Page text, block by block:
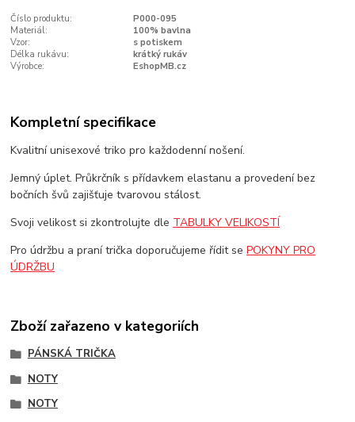
Číslo produktu:
P000-095
Materiál:
100% bavlna
Vzor:
s potiskem
Délka rukávu:
krátký rukáv
Výrobce:
EshopMB.cz
Kompletní specifikace
Kvalitní unisexové triko pro každodenní nošení.
Jemný úplet. Průkrčník s přídavkem elastanu a provedení bez
bočních švů zajišťuje tvarovou stálost.
Svoji velikost si zkontrolujte dle TABULKY VELIKOSTÍ
Pro údržbu a praní trička doporučujeme řídit sePOKYNY PRO
ÚDRŽBU
Zboží zařazeno v kategoriích
PÁNSKÁ TRIČKA
NOTY
NOTY